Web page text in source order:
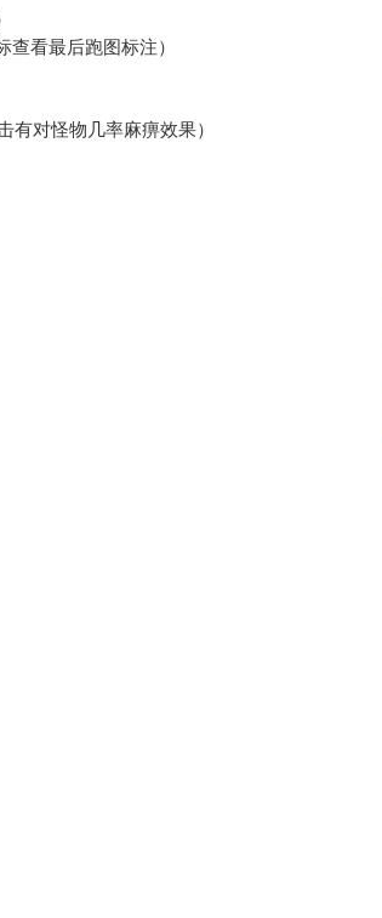
查看最后跑图标注）
有对怪物几率麻痹效果）